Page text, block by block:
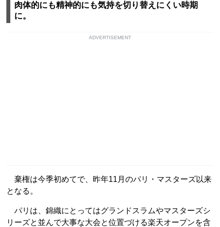
肉体的にも精神的にも気持を切り替えにくい時期
に。
ADVERTISEMENT
棄権は今季初めてで、昨年11月のパリ・マスターズ以来
となる。
パリは、錦織にとってはグランドスラムやマスターズシ
リーズと並んで大事な大会と位置づける楽天オープンを含